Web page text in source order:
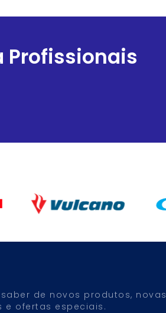
Profissionais
de novos produtos, novas
e ofertas especiais.